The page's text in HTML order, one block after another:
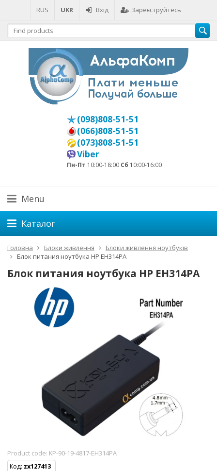
RUS UKR Вхід Зареєструйтесь
(098)808-51-51
(066)808-51-51
(073)808-51-51
Viber
Пн-Пт 10:00-18:00 Сб 10:00-16:00
Menu
Каталог
Головна Блоки живлення
Блоки живлення ноутбуків
Блок питания ноутбука HP EH314PA
Блок питания ноутбука HP EH314PA
Product code: KP-90-19-4817-EH314PA
Код: zx127413